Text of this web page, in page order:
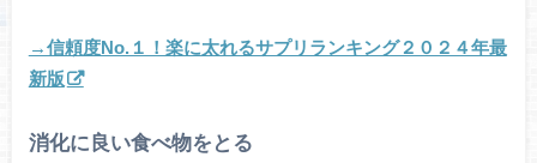
→信頼度No.１！楽に太れるサプリランキング２０２４年最
新版
消化に良い食べ物をとる